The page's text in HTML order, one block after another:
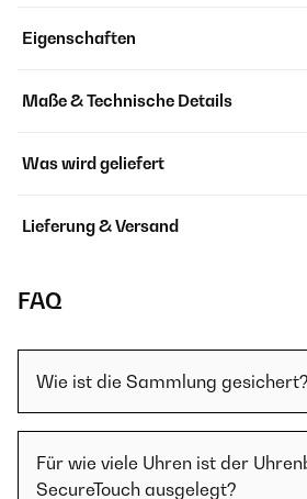
Eigenschaften
Maße & Technische Details
Was wird geliefert
Lieferung & Versand
FAQ
Wie ist die Sammlung gesichert?
Für wie viele Uhren ist der
SecureTouch ausgelegt?